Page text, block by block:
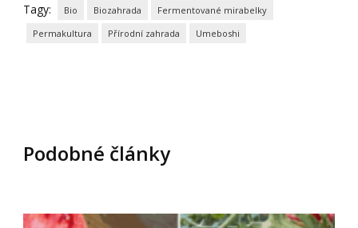
Tagy: Bio Biozahrada
Fermentované mirabelky
Permakultura
Přírodní zahrada Umeboshi
Podobné články